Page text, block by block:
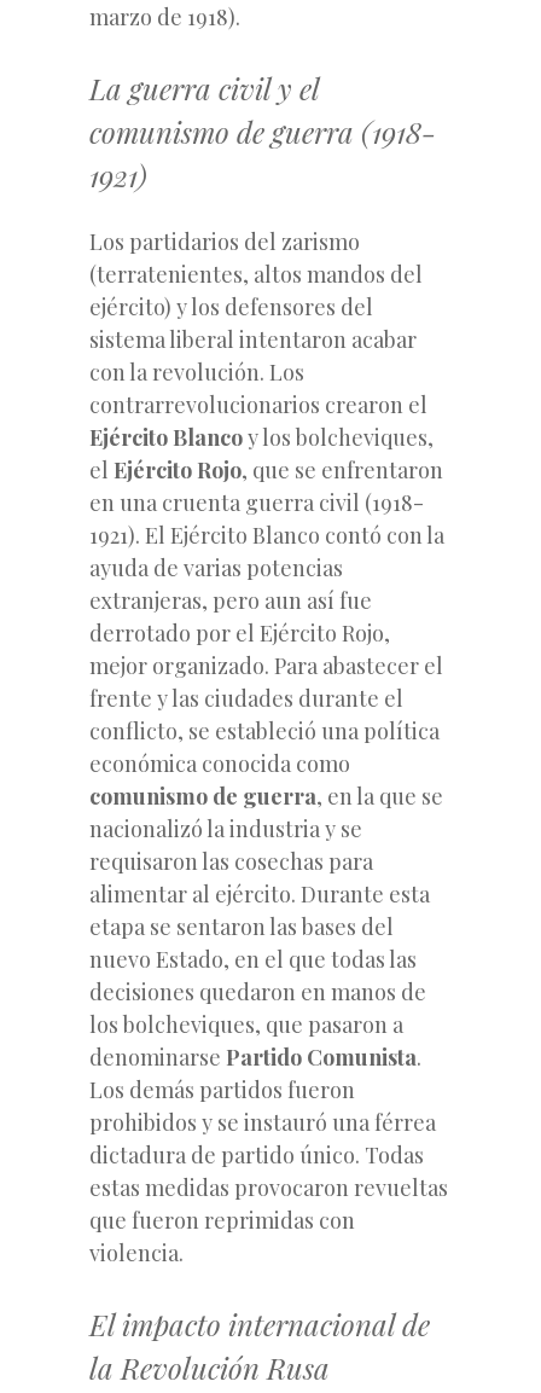
marzo de 1918).
La guerra civil y el
comunismo de guerra (1918-
1921)
Los partidarios del zarismo
(terratenientes, altos mandos del
ejército) y los defensores del
sistema liberal intentaron acabar
con la revolución. Los
contrarrevolucionarios crearon el
Ejército Blancoy los bolcheviques,
el Ejército Rojo, que se enfrentaron
en una cruenta guerra civil (1918-
1921). El Ejército Blanco contó con la
ayuda de varias potencias
extranjeras, pero aun así fue
derrotado por el Ejército Rojo,
mejor organizado. Para abastecer el
frente y las ciudades durante el
conflicto, se estableció una política
económica conocida como
comunismo de guerra, en la que se
nacionalizó la industria y se
requisaron las cosechas para
alimentar al ejército. Durante esta
etapa se sentaron las bases del
nuevo Estado, en el que todas las
decisiones quedaron en manos de
los bolcheviques, que pasaron a
denominarse Partido Comunista.
Los demás partidos fueron
prohibidos y se instauró una férrea
dictadura de partido único. Todas
estas medidas provocaron revueltas
que fueron reprimidas con
violencia.
El impacto internacional de
la Revolución Rusa